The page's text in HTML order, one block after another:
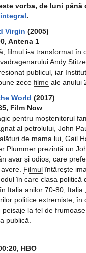
vorba, de luni până
.
Virgin (2005)
Antena 1
filmul i-a transformat în
Andy
publicul, iar
zece filme ale anului
World (2017)
Film Now
pentru moștenitorul
al petrolului, John
de mama lui, Gail
Plummer prezintă un
avar și odios, care
Filmul întărește
în care clasa politică
Italia anilor 70-80, Italia
politice extremiste,
la fel de
publică.
HBO